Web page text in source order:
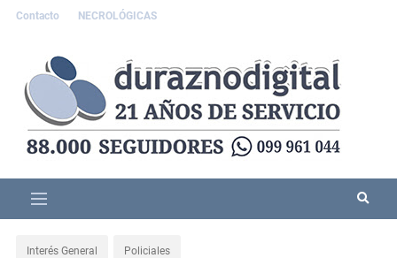
Contacto NECROLÓGICAS
Interés General Policiales